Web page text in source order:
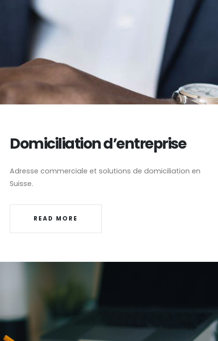
Domiciliation d’entreprise
Adresse commerciale et solutions de domiciliation en
Suisse.
READ MORE